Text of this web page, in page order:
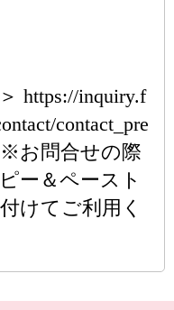
https://inquiry.f
contact_pre
※お問合せの際
ー＆ペースト
けてご利用く